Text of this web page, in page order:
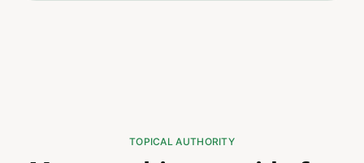
TOPICAL AUTHORITY